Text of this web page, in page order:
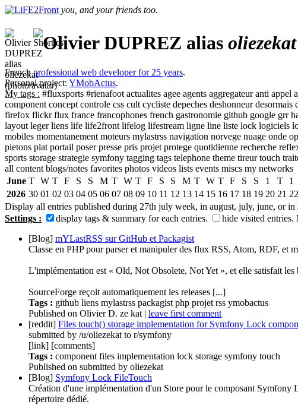
you, and your friends too.
Olivier DUPREZ alias oliezekat
Frenchprofessional web developer for 25 years.
Personal project: YMobActus.
My tags : #fluxsports #rienafoot actualites agee agents aggregateur anti appel
component concept controle css cult cycliste depeches deshonneur desormais
firefox flickr flux france francophones french gastronomie github google grr
layout leger liens life life2front lifelog lifestream ligne line liste lock logiciels
mobiles momentanement moteurs mylastrss navigation norvege nuage onde
pietons plat portail poser presse pris projet protege quotidienne recherche
sports storage strategie symfony tagging tags telephone theme tireur touch
all content blogs/notes favorites photos videos lists events miscs my networks
June T W T F S S M T W T F S S M T W T F S S 1 T 1
2026 30 01 02 03 04 05 06 07 08 09 10 11 12 13 14 15 16 17 18 19 20 21 22
Display all entries published during 27th july week, in august, july, june, orin
Settings :
display tags & summary for each entries. hide visited entries.
[Blog] mYLastRSS sur GitHub et Packagist
Classe en PHP pour parser et manipuler des flux RSS, Atom, RDF, et
L'implémentation est « Old, Not Obsolete, Not Yet », et elle satisfait
SourceForge reçoit automatiquement les releases [...]
Tags : github liens mylastrss packagist php projet rss ymobactus
Published on Olivier D. ze kat | leave first comment
[reddit] Files touch() storage implementation for Symfony Lock
submitted by /u/oliezekat to r/symfony
[link] [comments]
Tags : component files implementation lock storage symfony touch
Published on submitted by oliezekat
[Blog] Symfony Lock FileTouch
Création d'une implémentation d'un Store pour le composant
répertoire dédié.